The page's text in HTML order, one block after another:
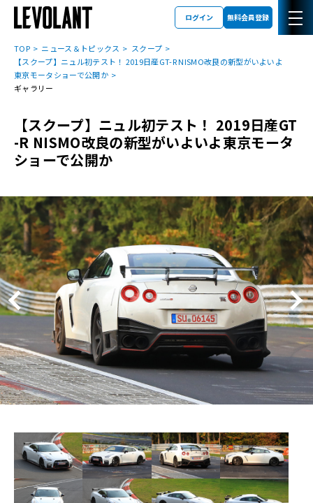
ログイン 無料会員登録
TOP ニュース＆トピックス
スクープ
【スクープ】ニュル初テスト！ 2019日産GT-R NISMO改良の新型がいよいよ
東京モータショーで公開か
ギャラリー
【スクープ】ニュル初テスト！ 2019日産GT
-R NISMO改良の新型がいよいよ東京モータ
ショーで公開か